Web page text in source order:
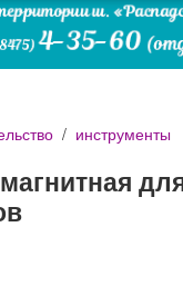
/ инструменты